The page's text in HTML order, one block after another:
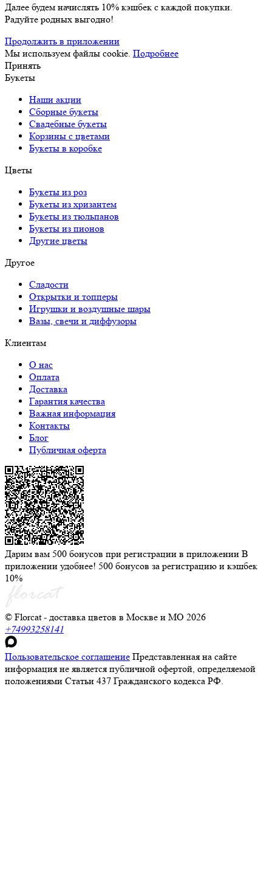
Далее будем начислять 10% кэшбек с каждой покупки.
Радуйте родных выгодно!
Продолжить в приложении
Мы используем файлы cookie. Подробнее
Принять
Букеты
Наши акции
Сборные букеты
Свадебные букеты
Корзины с цветами
Букеты в коробке
Цветы
Букеты из роз
Букеты из хризантем
Букеты из тюльпанов
Букеты из пионов
Другие цветы
Другое
Сладости
Открытки и топперы
Игрушки и воздушные шары
Вазы, свечи и диффузоры
Клиентам
О нас
Оплата
Доставка
Гарантия качества
Важная информация
Контакты
Блог
Публичная оферта
Дарим вам 500 бонусов при регистрации в приложении В
приложении удобнее! 500 бонусов за регистрацию и кэшбек
10%
© Florcat - доставка цветов в Москве и МО 2026
+74993258141
Пользовательское соглашение Представленная на сайте
информация не является публичной офертой, определяемой
положениями Статьи 437 Гражданского кодекса РФ.